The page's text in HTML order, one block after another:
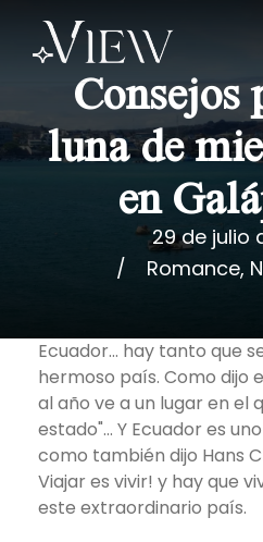
29 de julio
Romance,
Consejos
luna de
en
Ecuador... hay tanto que
hermoso país. Como dijo
al año ve a un lugar en el
estado"... Y Ecuador es
como también dijo Hans
Viajar es vivir! y hay que
este extraordinario país.